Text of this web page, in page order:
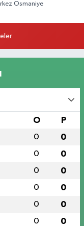
Osmaniye
O P
0 0
0 0
0 0
0 0
0 0
0 0